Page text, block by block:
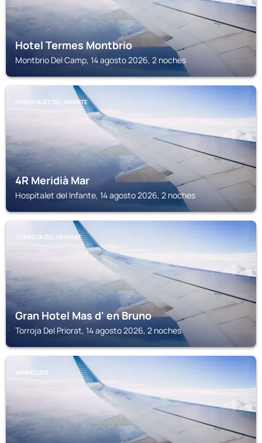
Hotel Termes Montbrio
Montbrio Del Camp, 14 agosto 2026, 2 noches
HOSPITALET DEL INFANTE
4R Meridià Mar
Hospitalet del Infante, 14 agosto 2026, 2 noches
TORROJA DEL PRIORAT
Gran Hotel Mas d' en Bruno
Torroja Del Priorat, 14 agosto 2026, 2 noches
VANDELLOS